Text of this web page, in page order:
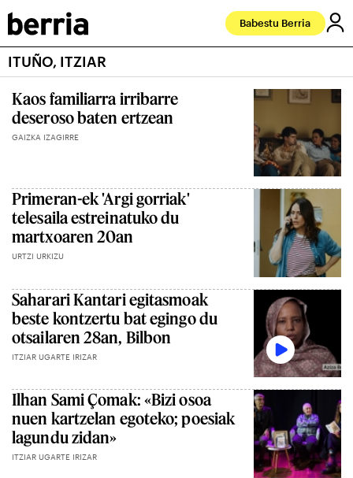
Babestu Berria
ITUÑO, ITZIAR
Kaos familiarra irribarre
deseroso baten ertzean
GAIZKA IZAGIRRE
Primeran-ek 'Argi gorriak'
telesaila estreinatuko du
martxoaren 20an
URTZI URKIZU
Saharari Kantari egitasmoak
beste kontzertu bat egingo du
otsailaren 28an, Bilbon
ITZIAR UGARTE IRIZAR
Ilhan Sami Çomak: «Bizi osoa
nuen kartzelan egoteko; poesiak
lagundu zidan»
ITZIAR UGARTE IRIZAR